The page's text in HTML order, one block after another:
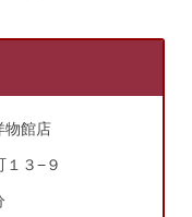
物館店
３−９